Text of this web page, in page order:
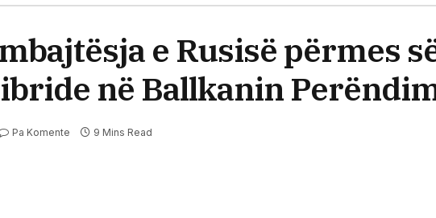
e Rusisë përmes
në Ballkanin
Pa Komente 9 Mins Read